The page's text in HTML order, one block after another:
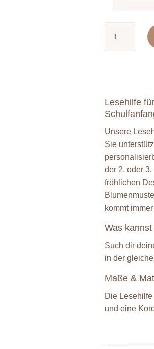
Lesehilfe
Unsere
Sie
der 2. oder
fröhlichen
kommt
Was
Such dir
in der
Maße &
Die
und eine